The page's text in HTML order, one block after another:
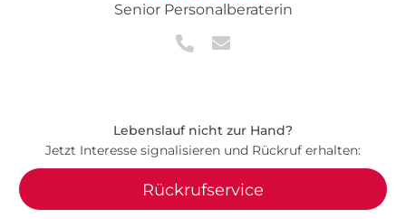
Senior Personalberaterin
Lebenslauf nicht zur Hand?
Jetzt Interesse signalisieren und Rückruf erhalten:
Rückrufservice